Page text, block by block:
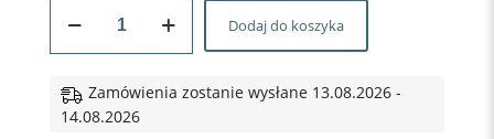
Koszulka
Morsujemy
Dodaj do koszyka
Zamówienia zostanie wysłane 13.08.2026 -
14.08.2026